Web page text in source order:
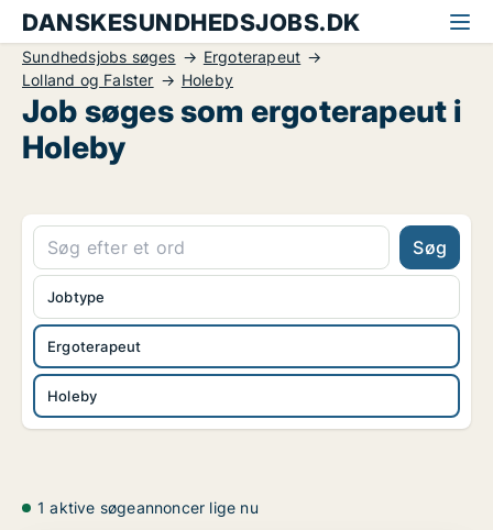
DANSKESUNDHEDSJOBS.DK
Sundhedsjobs søges
Ergoterapeut
Lolland og Falster
Holeby
Job søges som ergoterapeut i
Holeby
Søg
Ergoterapeut
Holeby
Jobtype
1 aktive søgeannoncer lige nu